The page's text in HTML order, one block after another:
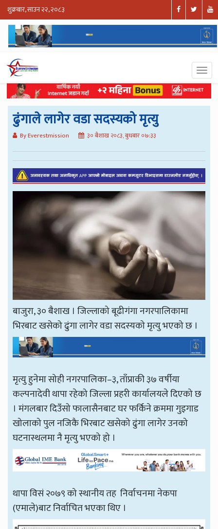
शुक्रबार, साउन २२, २०८३
ढुंगाले लागेर वडा सदस्यको मृत्यु
By Everestmission ३० बैशाख २०८३, बुधबार ०७:३३
बाजुरा, ३० बैशाख । जिल्लाको बूढीगंगा नगरपालिकामा
भिरबाट खसेको ढुंगा लागेर वडा सदस्यको मृत्यु भएको छ ।
मृत्यु हुनेमा सोही नगरपालिका–३, ताँप्राकी ३७ वर्षीया
कल्पनादेवी थापा रहेको जिल्ला प्रहरी कार्यालयले दिएको छ
। मंगलबार दिउँसो फालासैनबाट घर फर्किने क्रममा गुइगाड
खोलाको पुल नजिकै भिरबाट खसेको ढुंगा लागेर उनको
घटनास्थलमा नै मृत्यु भएको हो ।
थापा विसं २०७९ को स्थानीय तह निर्वाचनमा नेकपा
(एमाले)बाट निर्वाचित भएका थिए ।